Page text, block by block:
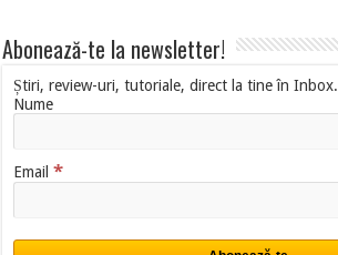
Abonează-te la newsletter!
Știri, review-uri, tutoriale, direct la tine în Inbox.
Nume
Email*